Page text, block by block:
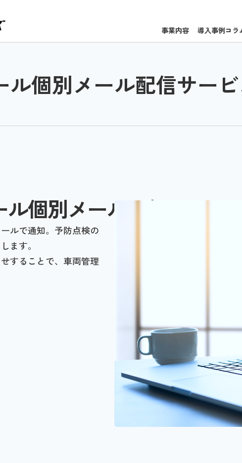
事業内容 導入事例コラ
ル個別メール配信サー
個別メール配信サービ
ルで通知。予防点検の
ます。
することで、車両管理